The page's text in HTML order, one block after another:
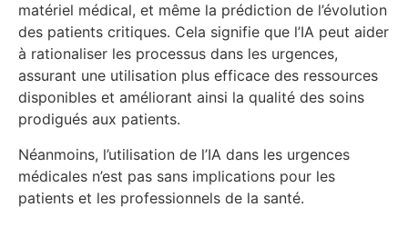
matériel médical, et même la prédiction de l’évolution
des patients critiques. Cela signifie que l’IA peut aider
à rationaliser les processus dans les urgences,
assurant une utilisation plus efficace des ressources
disponibles et améliorant ainsi la qualité des soins
prodigués aux patients.
Néanmoins, l’utilisation de l’IA dans les urgences
médicales n’est pas sans implications pour les
patients et les professionnels de la santé.